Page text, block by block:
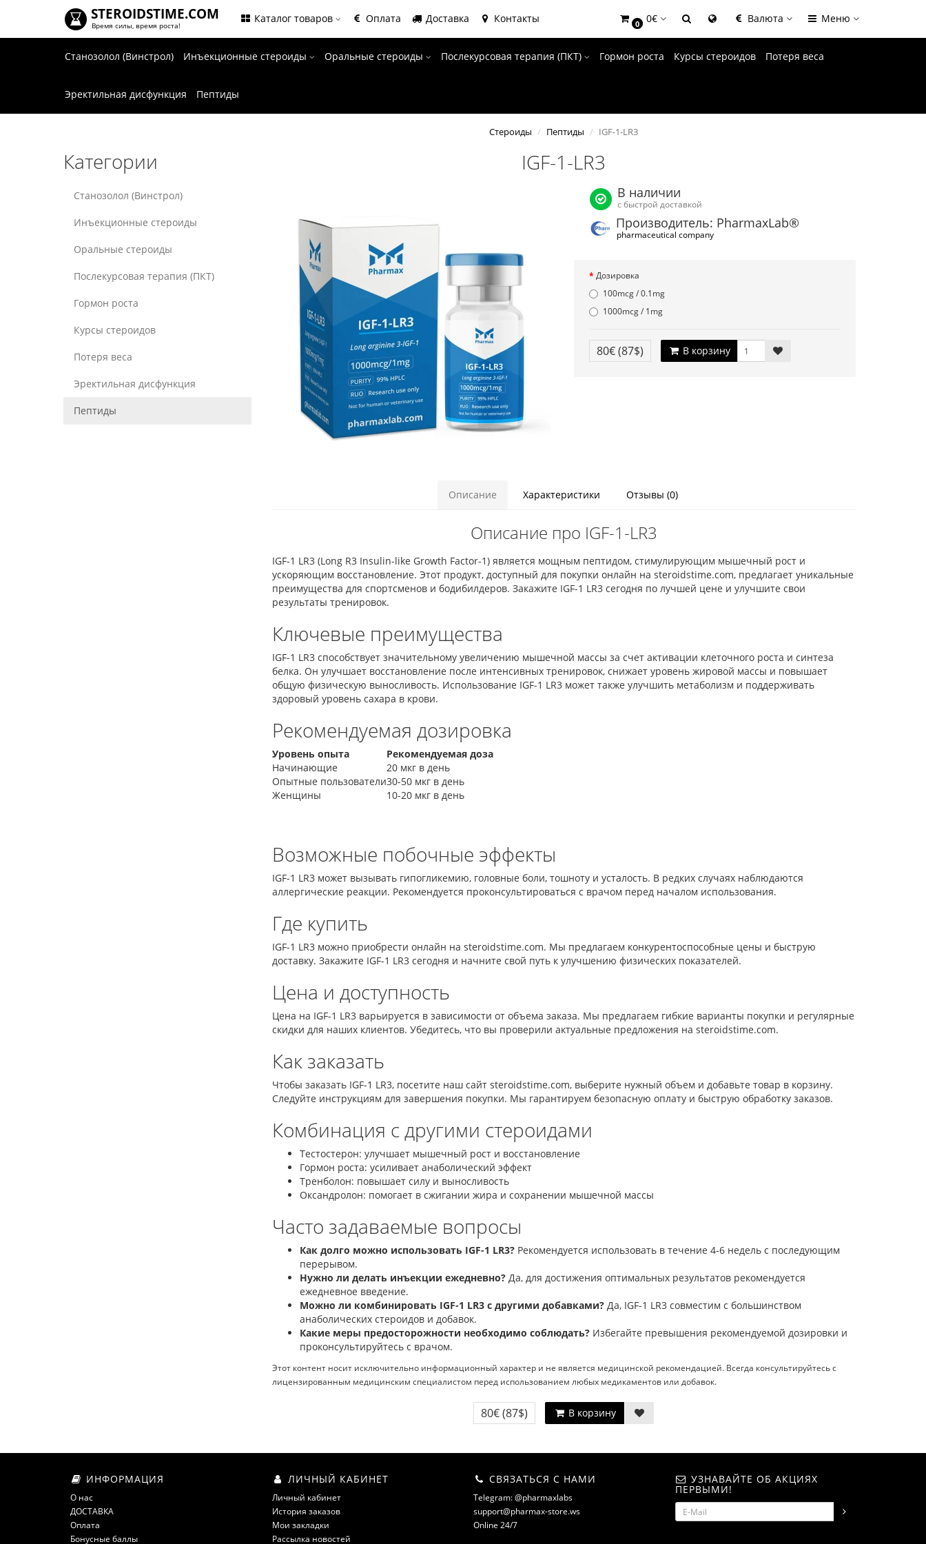
STEROIDSTIME.COM
Время силы, время роста!
Каталог товаров Оплата Доставка Контакты 0 0€ Валюта Меню
Станозолол (Винстрол) Инъекционные стероиды Оральные стероиды Послекурсовая терапия (ПКТ) Гормон роста Курсы стероидов Потеря веса
Эректильная дисфункция Пептиды
Категории
Станозолол (Винстрол)
Инъекционные стероиды
Оральные стероиды
Послекурсовая терапия (ПКТ)
Гормон роста
Курсы стероидов
Потеря веса
Эректильная дисфункция
Пептиды
Стероиды Пептиды IGF-1-LR3
IGF-1-LR3
В наличии
с быстрой доставкой
Производитель: PharmaxLab®
pharmaceutical company
Дозировка
100mcg / 0.1mg
1000mcg / 1mg
80€(87$) В корзину
Описание Характеристики Отзывы (0)
Описание про IGF-1-LR3
IGF-1 LR3 (Long R3 Insulin-like Growth Factor-1) является мощным пептидом, стимулирующим мышечный рост и
ускоряющим восстановление. Этот продукт, доступный для покупки онлайн на steroidstime.com, предлагает уникальные
преимущества для спортсменов и бодибилдеров. Закажите IGF-1 LR3 сегодня по лучшей цене и улучшите свои
результаты тренировок.
Ключевые преимущества
IGF-1 LR3 способствует значительному увеличению мышечной массы за счет активации клеточного роста и синтеза
белка. Он улучшает восстановление после интенсивных тренировок, снижает уровень жировой массы и повышает
общую физическую выносливость. Использование IGF-1 LR3 может также улучшить метаболизм и поддерживать
здоровый уровень сахара в крови.
Рекомендуемая дозировка
Уровень опыта
Рекомендуемая доза
Начинающие
20 мкг в день
Опытные пользователи30-50 мкг в день
Женщины
10-20 мкг в день
Возможные побочные эффекты
IGF-1 LR3 может вызывать гипогликемию, головные боли, тошноту и усталость. В редких случаях наблюдаются
аллергические реакции. Рекомендуется проконсультироваться с врачом перед началом использования.
Где купить
IGF-1 LR3 можно приобрести онлайн на steroidstime.com. Мы предлагаем конкурентоспособные цены и быструю
доставку. Закажите IGF-1 LR3 сегодня и начните свой путь к улучшению физических показателей.
Цена и доступность
Цена на IGF-1 LR3 варьируется в зависимости от объема заказа. Мы предлагаем гибкие варианты покупки и регулярные
скидки для наших клиентов. Убедитесь, что вы проверили актуальные предложения на steroidstime.com.
Как заказать
Чтобы заказать IGF-1 LR3, посетите наш сайт steroidstime.com, выберите нужный объем и добавьте товар в корзину.
Следуйте инструкциям для завершения покупки. Мы гарантируем безопасную оплату и быструю обработку заказов.
Комбинация с другими стероидами
Тестостерон: улучшает мышечный рост и восстановление
Гормон роста: усиливает анаболический эффект
Тренболон: повышает силу и выносливость
Оксандролон: помогает в сжигании жира и сохранении мышечной массы
Часто задаваемые вопросы
Как долго можно использовать IGF-1 LR3?Рекомендуется использовать в течение 4-6 недель с последующим
перерывом.
Нужно ли делать инъекции ежедневно?Да, для достижения оптимальных результатов рекомендуется
ежедневное введение.
Можно ли комбинировать IGF-1 LR3 с другими добавками?Да, IGF-1 LR3 совместим с большинством
анаболических стероидов и добавок.
Какие меры предосторожности необходимо соблюдать?Избегайте превышения рекомендуемой дозировки и
проконсультируйтесь с врачом.
Этот контент носит исключительно информационный характер и не является медицинской рекомендацией. Всегда консультируйтесь с
лицензированным медицинским специалистом перед использованием любых медикаментов или добавок.
80€(87$) В корзину
ИНФОРМАЦИЯ
О нас
ДОСТАВКА
Оплата
Бонусные баллы
ЛИЧНЫЙ КАБИНЕТ
Личный кабинет
История заказов
Мои закладки
Рассылка новостей
СВЯЗАТЬСЯ С НАМИ
Telegram: @pharmaxlabs
support@pharmax-store.ws
Online 24/7
УЗНАВАЙТЕ ОБ АКЦИЯХ
ПЕРВЫМИ!